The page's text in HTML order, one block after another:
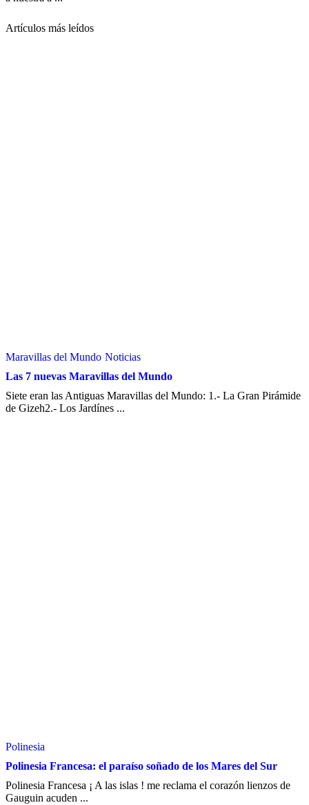
Artículos más leídos
Maravillas del Mundo Noticias
Las 7 nuevas Maravillas del Mundo
Siete eran las Antiguas Maravillas del Mundo: 1.- La Gran Pirámide
de Gizeh2.- Los Jardínes ...
Polinesia
Polinesia Francesa: el paraíso soñado de los Mares del Sur
Polinesia Francesa ¡ A las islas ! me reclama el corazón lienzos de
Gauguin acuden ...